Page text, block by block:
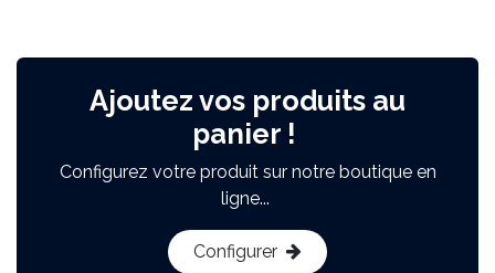
Ajoutez vos produits au
panier !
Configurez votre produit sur notre boutique en
ligne...
Configurer